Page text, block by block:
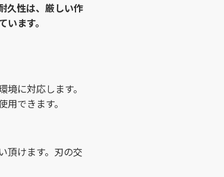
久性は、厳しい作
ます。
に対応します。
できます。
頂けます。刃の交